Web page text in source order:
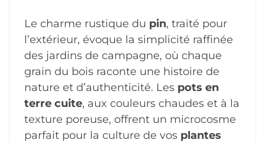
Le charme rustique du pin, traité pour
l’extérieur, évoque la simplicité raffinée
des jardins de campagne, où chaque
grain du bois raconte une histoire de
nature et d’authenticité. Les pots en
terre cuite, aux couleurs chaudes et à la
texture poreuse, offrent un microcosme
parfait pour la culture de vos plantes